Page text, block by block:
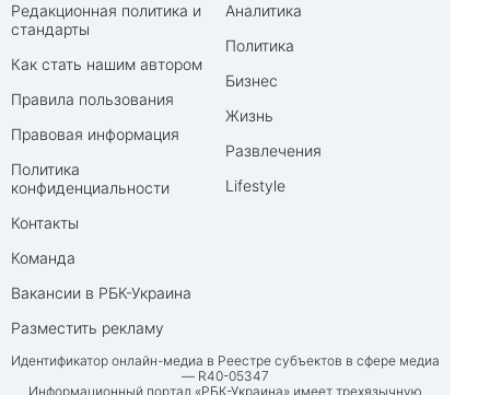
Редакционная политика и
стандарты
Как стать нашим автором
Правила пользования
Правовая информация
Политика
конфиденциальности
Контакты
Команда
Вакансии в РБК-Украина
Разместить рекламу
Аналитика
Политика
Бизнес
Жизнь
Развлечения
Lifestyle
Идентификатор онлайн-медиа в Реестре субъектов в сфере медиа
— R40-05347
Информационный портал «РБК-Украина» имеет трехязычную